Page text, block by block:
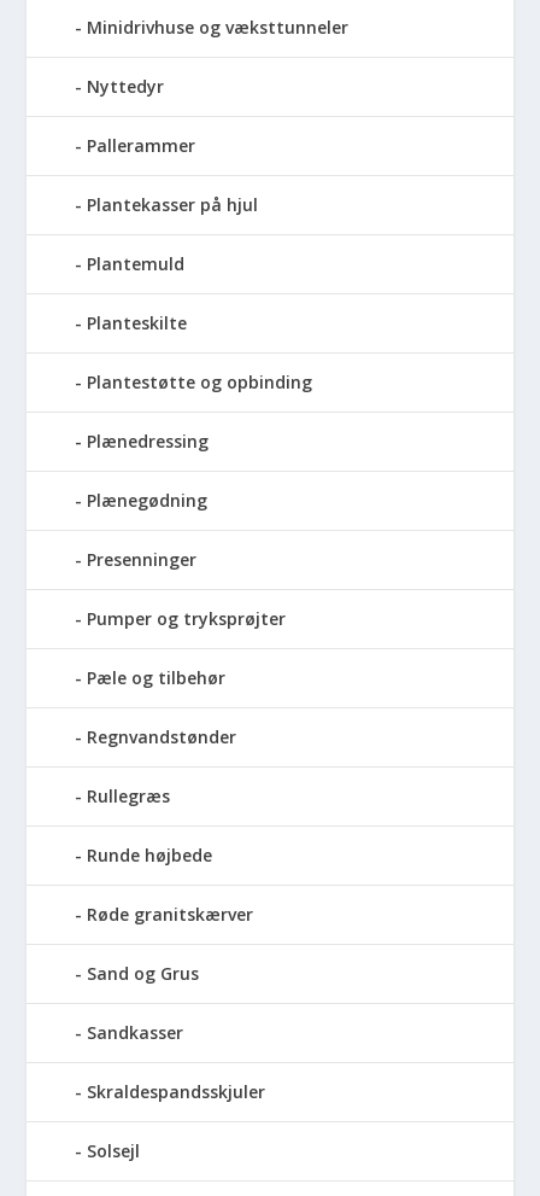
Minidrivhuse og væksttunneler
Nyttedyr
Pallerammer
Plantekasser på hjul
Plantemuld
Planteskilte
Plantestøtte og opbinding
Plænedressing
Plænegødning
Presenninger
Pumper og tryksprøjter
Pæle og tilbehør
Regnvandstønder
Rullegræs
Runde højbede
Røde granitskærver
Sand og Grus
Sandkasser
Skraldespandsskjuler
Solsejl